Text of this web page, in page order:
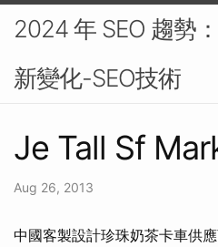
2024 年 SEO 趨勢
新變化-SEO技術
Je Tall Sf
Aug 26, 2013
中國客製設計珍珠奶茶卡車供